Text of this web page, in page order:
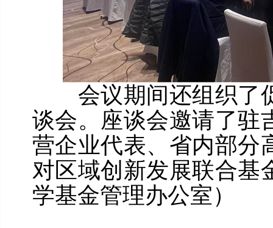
会议期间还组织了
谈会。座谈会邀请了驻
营企业代表、省内部分
对区域创新发展联合基
学基金管理办公室）